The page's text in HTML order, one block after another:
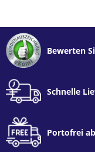
Bewerten
Schnelle
Portofrei